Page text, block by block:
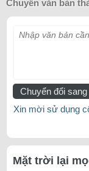
Chuyển văn bản
Nhập văn bản
Chuyển đổi sang
Xin mời sử dụng
Mặt trời lại